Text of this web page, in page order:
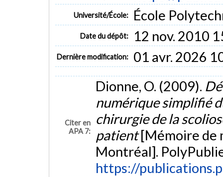
Université/École: École
Date du dépôt: 12 nov. 2010
Dernière modification: 01 avr. 2026
Citer en
APA 7:
Dionne, O. (2009).
numérique simplifié
chirurgie de la
patient[Mémoire de
Montréal].
https://